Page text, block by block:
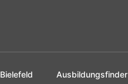
Bielefeld Ausbildungsfinder